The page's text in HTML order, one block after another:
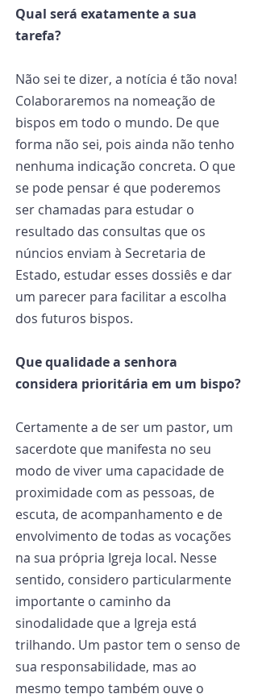
Qual será exatamente a sua
tarefa?
Não sei te dizer, a notícia é tão nova!
Colaboraremos na nomeação de
bispos em todo o mundo. De que
forma não sei, pois ainda não tenho
nenhuma indicação concreta. O que
se pode pensar é que poderemos
ser chamadas para estudar o
resultado das consultas que os
núncios enviam à Secretaria de
Estado, estudar esses dossiês e dar
um parecer para facilitar a escolha
dos futuros bispos.
Que qualidade a senhora
considera prioritária em um bispo?
Certamente a de ser um pastor, um
sacerdote que manifesta no seu
modo de viver uma capacidade de
proximidade com as pessoas, de
escuta, de acompanhamento e de
envolvimento de todas as vocações
na sua própria Igreja local. Nesse
sentido, considero particularmente
importante o caminho da
sinodalidade que a Igreja está
trilhando. Um pastor tem o senso de
sua responsabilidade, mas ao
mesmo tempo também ouve o